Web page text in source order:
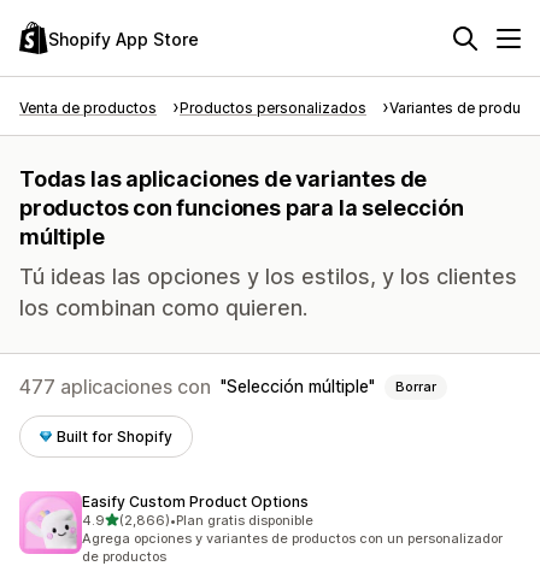
Shopify App Store
Venta de productos Productos personalizados Variantes de
Todas las aplicaciones de variantes de
productos con funciones para la selección
múltiple
Tú ideas las opciones y los estilos, y los clientes
los combinan como quieren.
477 aplicaciones con Selección múltiple Borrar
Built for Shopify
Easify Custom Product Options
4.9de 5 estrellas
(2,866)
2866 reseñas en total
•Plan gratis disponible
Agrega opciones y variantes de productos con un personalizador
de productos